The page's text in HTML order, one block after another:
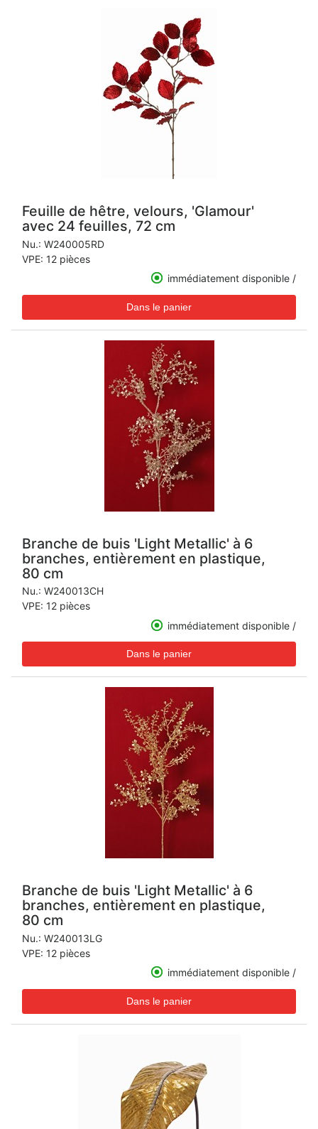
Feuille de hêtre, velours, 'Glamour'
avec 24 feuilles, 72 cm
Nu.: W240005RD
VPE: 12 pièces
immédiatement disponible /
Branche de buis 'Light Metallic' à 6
branches, entièrement en plastique,
80 cm
Nu.: W240013CH
VPE: 12 pièces
immédiatement disponible /
Branche de buis 'Light Metallic' à 6
branches, entièrement en plastique,
80 cm
Nu.: W240013LG
VPE: 12 pièces
immédiatement disponible /